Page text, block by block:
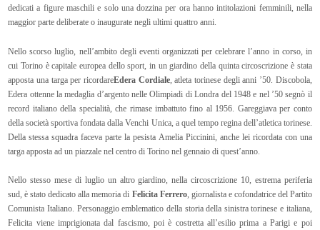
dedicati a figure maschili e solo una dozzina per ora hanno intitolazioni femminili, nella
maggior parte deliberate o inaugurate negli ultimi quattro anni.
Nello scorso luglio, nell’ambito degli eventi organizzati per celebrare l’anno in corso, in
cui Torino è capitale europea dello sport, in un giardino della quinta circoscrizione è stata
apposta una targa per ricordareEdera Cordiale, atleta torinese degli anni ’50. Discobola,
Edera ottenne la medaglia d’argento nelle Olimpiadi di Londra del 1948 e nel ’50 segnò il
record italiano della specialità, che rimase imbattuto fino al 1956. Gareggiava per conto
della società sportiva fondata dalla Venchi Unica, a quel tempo regina dell’atletica torinese.
Della stessa squadra faceva parte la pesista Amelia Piccinini, anche lei ricordata con una
targa apposta ad un piazzale nel centro di Torino nel gennaio di quest’anno.
Nello stesso mese di luglio un altro giardino, nella circoscrizione 10, estrema periferia
sud, è stato dedicato alla memoria di Felicita Ferrero, giornalista e cofondatrice del Partito
Comunista Italiano. Personaggio emblematico della storia della sinistra torinese e italiana,
Felicita viene imprigionata dal fascismo, poi è costretta all’esilio prima a Parigi e poi